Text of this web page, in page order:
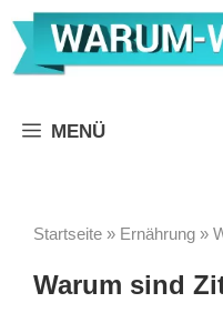
Zum
Inhalt
springen
MENÜ
Startseite » Ernährung »
Warum sind